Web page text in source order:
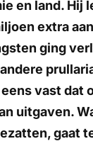
en land. Hij
extra
ging
vast dat
uitgaven.
gaat